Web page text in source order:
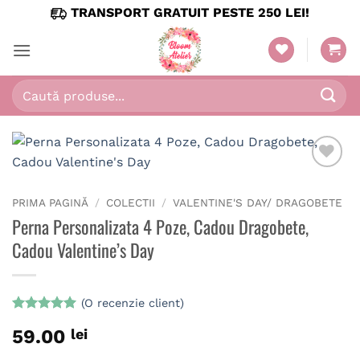
content
TRANSPORT GRATUIT PESTE 250 LEI!
Caută
după:
PRIMA PAGINĂ / COLECTII / VALENTINE'S DAY/ DRAGOBETE
Perna Personalizata 4 Poze, Cadou Dragobete,
Cadou Valentine’s Day
5din 5 pe
baza unei
(O recenzie client)
59.00 lei